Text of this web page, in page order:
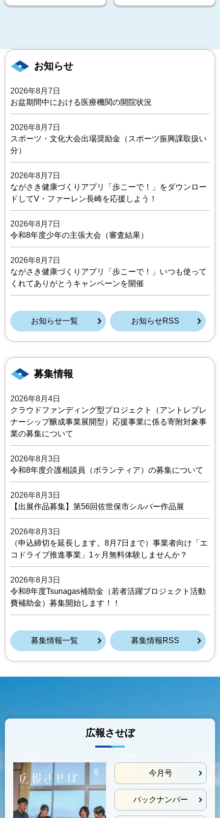
お知らせ
2026年8月7日
お盆期間中における医療機関の開院状況
2026年8月7日
スポーツ・文化大会出場奨励金（スポーツ振興課取扱い
分）
2026年8月7日
ながさき健康づくりアプリ「歩こーで！」をダウンロー
ドしてV・ファーレン長崎を応援しよう！
2026年8月7日
令和8年度少年の主張大会（審査結果）
2026年8月7日
ながさき健康づくりアプリ「歩こーで！」いつも使って
くれてありがとうキャンペーンを開催
お知らせ一覧 お知らせRSS
募集情報
2026年8月4日
クラウドファンディング型プロジェクト（アントレプレ
ナーシップ醸成事業展開型）応援事業に係る寄附対象事
業の募集について
2026年8月3日
令和8年度介護相談員（ボランティア）の募集について
2026年8月3日
【出展作品募集】第56回佐世保市シルバー作品展
2026年8月3日
（申込締切を延長します。8月7日まで）事業者向け「エ
コドライブ推進事業」1ヶ月無料体験しませんか？
2026年8月3日
令和8年度Tsunagas補助金（若者活躍プロジェクト活動
費補助金）募集開始します！！
募集情報一覧 募集情報RSS
広報させぼ
今月号
バックナンバー